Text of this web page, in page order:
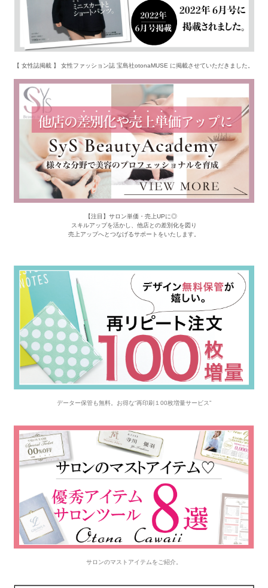
【 女性誌掲載 】 女性ファッション誌 宝島社otonaMUSE に掲載させていただきました。
【注目】サロン単価・売上UPに◎
スキルアップを活かし、他店との差別化を図り
売上アップへとつなげるサポートをいたします。
データー保管も無料。お得な“再印刷１00枚増量サービス”
サロンのマストアイテムをご紹介。